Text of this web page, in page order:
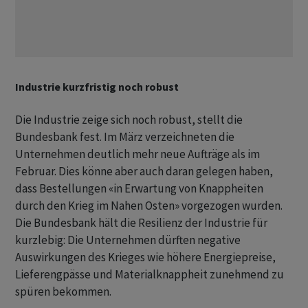
Industrie kurzfristig noch robust
Die Industrie zeige sich noch robust, stellt die
Bundesbank fest. Im März verzeichneten die
Unternehmen deutlich mehr neue Aufträge als im
Februar. Dies könne aber auch daran gelegen haben,
dass Bestellungen «in Erwartung von Knappheiten
durch den Krieg im Nahen Osten» vorgezogen wurden.
Die Bundesbank hält die Resilienz der Industrie für
kurzlebig: Die Unternehmen dürften negative
Auswirkungen des Krieges wie höhere Energiepreise,
Lieferengpässe und Materialknappheit zunehmend zu
spüren bekommen.